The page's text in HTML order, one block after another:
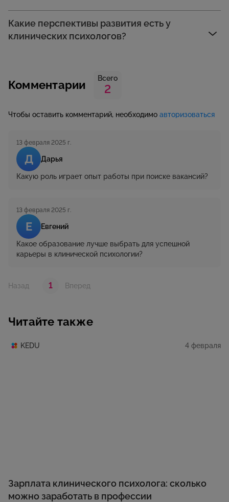
Какие перспективы развития есть у
клинических психологов?
Комментарии Всего
2
Чтобы оставить комментарий, необходимо авторизоваться
Д Дарья
13 февраля 2025 г.
Какую роль играет опыт работы при поиске вакансий?
Е Евгений
13 февраля 2025 г.
Какое образование лучше выбрать для успешной
карьеры в клинической психологии?
Назад 1 Вперед
Читайте также
KEDU 4 февраля
Зарплата клинического психолога: сколько
можно заработать в профессии